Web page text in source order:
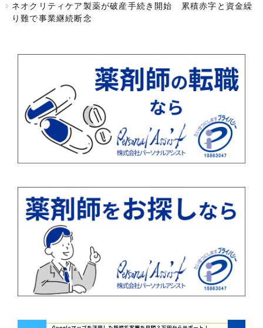
ネオクリティケア製薬が破産手続き開始 累積赤字と資金繰
り難で事業継続断念